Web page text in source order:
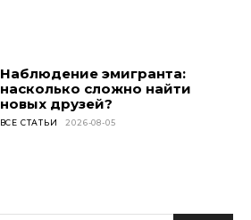
Наблюдение эмигранта:
насколько сложно найти
новых друзей?
ВСЕ СТАТЬИ 2026-08-05